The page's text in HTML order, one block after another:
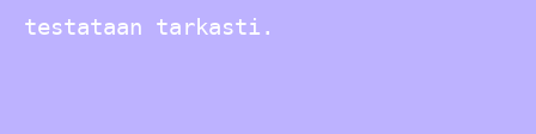
testataan tarkasti.